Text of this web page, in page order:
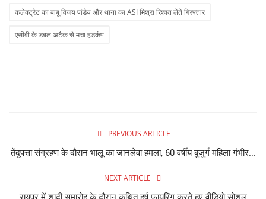
कलेक्ट्रेट का बाबू विजय पांडेय और थाना का ASI मिश्रा रिश्वत लेते गिरफ्तार
एसीबी के डबल अटैक से मचा हड़कंप
PREVIOUS ARTICLE
तेंदूपत्ता संग्रहण के दौरान भालू का जानलेवा हमला, 60 वर्षीय बुजुर्ग महिला गंभीर...
NEXT ARTICLE